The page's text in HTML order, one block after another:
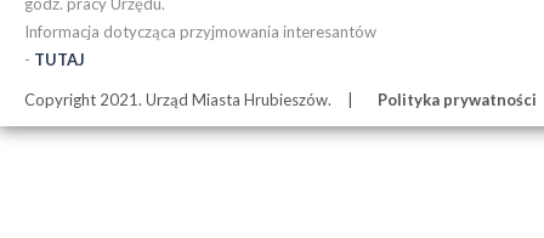
Informacja dotycząca przyjmowania interesantów
- TUTAJ
Copyright 2021. Urząd Miasta Hrubieszów. Polityka prywatności